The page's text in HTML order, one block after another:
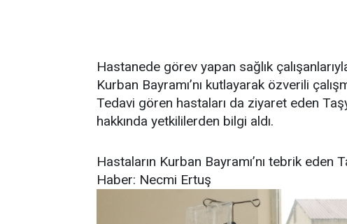
Hastanede görev yapan sağlık
Kurban Bayramı’nı kutlayarak özverili
Tedavi gören hastaları da ziyaret eden
hakkında yetkililerden bilgi aldı.
Hastaların Kurban Bayramı’nı tebrik
Haber: Necmi Ertuş